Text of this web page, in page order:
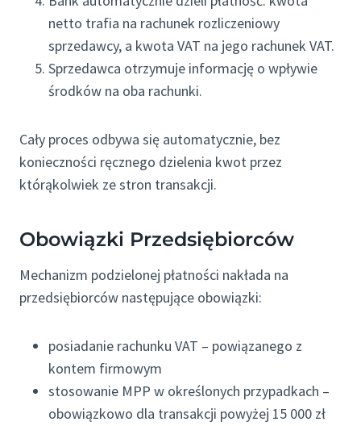
netto trafia na rachunek rozliczeniowy
sprzedawcy, a kwota VAT na jego rachunek VAT.
Sprzedawca otrzymuje informację o wpływie
środków na oba rachunki.
Cały proces odbywa się automatycznie, bez
konieczności ręcznego dzielenia kwot przez
którąkolwiek ze stron transakcji.
Obowiązki Przedsiębiorców
Mechanizm podzielonej płatności nakłada na
przedsiębiorców następujące obowiązki:
posiadanie rachunku VAT – powiązanego z
kontem firmowym
stosowanie MPP w określonych przypadkach –
obowiązkowo dla transakcji powyżej 15 000 zł